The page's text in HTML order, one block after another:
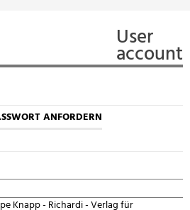
User
account
ANFORDERN
Knapp - Richardi - Verlag für